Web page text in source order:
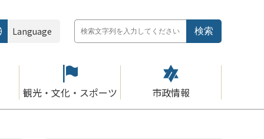
Language
観光・文化・スポーツ 市政情報